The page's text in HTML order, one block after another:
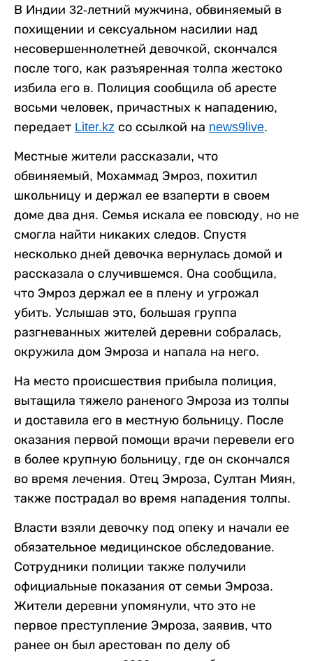
В Индии 32-летний мужчина, обвиняемый в
похищении и сексуальном насилии над
несовершеннолетней девочкой, скончался
после того, как разъяренная толпа жестоко
избила его в. Полиция сообщила об аресте
восьми человек, причастных к нападению,
передает Liter.kz со ссылкой на news9live.
Местные жители рассказали, что
обвиняемый, Мохаммад Эмроз, похитил
школьницу и держал ее взаперти в своем
доме два дня. Семья искала ее повсюду, но не
смогла найти никаких следов. Спустя
несколько дней девочка вернулась домой и
рассказала о случившемся. Она сообщила,
что Эмроз держал ее в плену и угрожал
убить. Услышав это, большая группа
разгневанных жителей деревни собралась,
окружила дом Эмроза и напала на него.
На место происшествия прибыла полиция,
вытащила тяжело раненого Эмроза из толпы
и доставила его в местную больницу. После
оказания первой помощи врачи перевели его
в более крупную больницу, где он скончался
во время лечения. Отец Эмроза, Султан Миян,
также пострадал во время нападения толпы.
Власти взяли девочку под опеку и начали ее
обязательное медицинское обследование.
Сотрудники полиции также получили
официальные показания от семьи Эмроза.
Жители деревни упомянули, что это не
первое преступление Эмроза, заявив, что
ранее он был арестован по делу об